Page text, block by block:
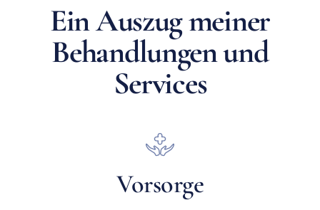
Ein Auszug meiner
Behandlungen und
Services
Vorsorge